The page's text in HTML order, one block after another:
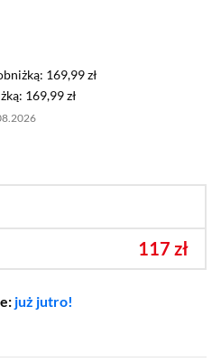
169,99 zł
169,99 zł
169,99 zł
169,99 zł
117 zł
już jutro!